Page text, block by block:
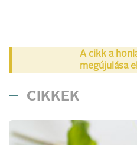
A cikk a
megújulása
CIKKEK